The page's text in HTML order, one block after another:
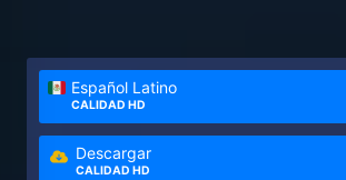
con la imprudente alborotadora Seo
rica Bae Gyu-ri, dos jóvenes
a la misma escuela que Ji-soo, y
terminan involucradas en sus crímenes.
Español Latino
CALIDAD HD
Descargar
CALIDAD HD